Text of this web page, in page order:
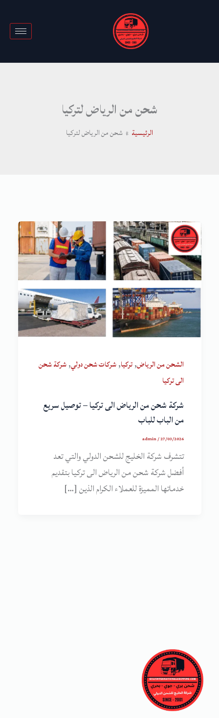
شحن من الرياض لتركيا
الرئيسية شحن من الرياض لتركيا
الشحن من الرياض,تركيا,شركات شحن دولي,شركة شحن
الى تركيا
شركة شحن من الرياض الى تركيا – توصيل سريع
من الباب للباب
admin/27/03/2026
تتشرف شركة الخليج للشحن الدولي والتي تعد
أفضل شركة شحن من الرياض الى تركيا بتقديم
خدماتها المميزة للعملاء الكرام الذين […]